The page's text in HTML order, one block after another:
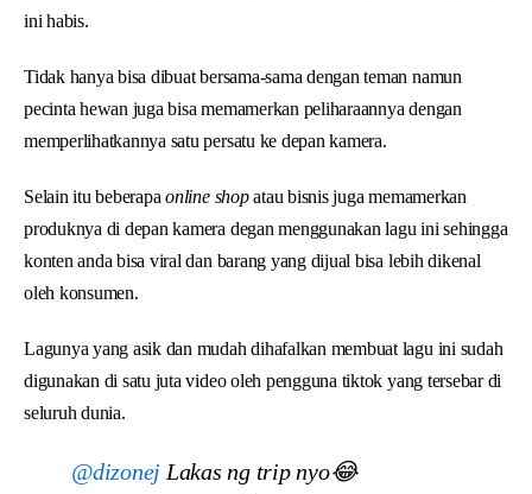
ini habis.
Tidak hanya bisa dibuat bersama-sama dengan teman namun
pecinta hewan juga bisa memamerkan peliharaannya dengan
memperlihatkannya satu persatu ke depan kamera.
Selain itu beberapaonline shopatau bisnis juga memamerkan
produknya di depan kamera degan menggunakan lagu ini sehingga
konten anda bisa viral dan barang yang dijual bisa lebih dikenal
oleh konsumen.
Lagunya yang asik dan mudah dihafalkan membuat lagu ini sudah
digunakan di satu juta video oleh pengguna tiktok yang tersebar di
seluruh dunia.
@dizonej Lakas ng trip nyo😂